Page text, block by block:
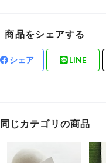
商品をシェアする
シェア LINE
同じカテゴリの商品